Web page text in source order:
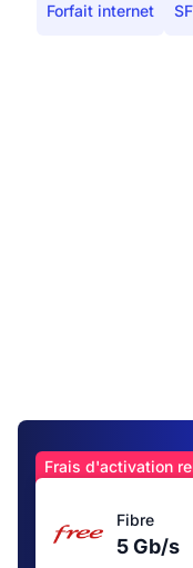
Forfait internet
Frais d'activation
Fibre
5 Gb/s